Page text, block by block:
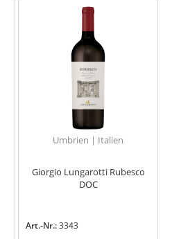
Umbrien | Italien
Giorgio Lungarotti Rubesco
DOC
Art.-Nr.:3343